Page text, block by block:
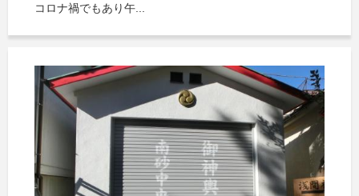
コロナ禍でもあり午...